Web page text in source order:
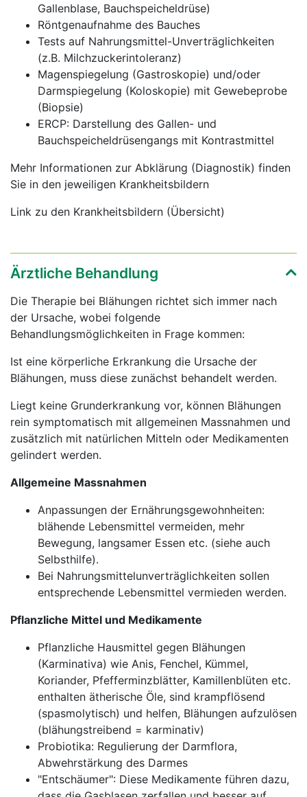
Gallenblase, Bauchspeicheldrüse)
Röntgenaufnahme des Bauches
Tests auf Nahrungsmittel-Unverträglichkeiten
(z.B. Milchzuckerintoleranz)
Magenspiegelung (Gastroskopie) und/oder
Darmspiegelung (Koloskopie) mit Gewebeprobe
(Biopsie)
ERCP: Darstellung des Gallen- und
Bauchspeicheldrüsengangs mit Kontrastmittel
Mehr Informationen zur Abklärung (Diagnostik) finden
Sie in den jeweiligen Krankheitsbildern
Link zu den Krankheitsbildern (Übersicht)
Ärztliche Behandlung
Die Therapie bei Blähungen richtet sich immer nach
der Ursache, wobei folgende
Behandlungsmöglichkeiten in Frage kommen:
Ist eine körperliche Erkrankung die Ursache der
Blähungen, muss diese zunächst behandelt werden.
Liegt keine Grunderkrankung vor, können Blähungen
rein symptomatisch mit allgemeinen Massnahmen und
zusätzlich mit natürlichen Mitteln oder Medikamenten
gelindert werden.
Allgemeine Massnahmen
Anpassungen der Ernährungsgewohnheiten:
blähende Lebensmittel vermeiden, mehr
Bewegung, langsamer Essen etc. (siehe auch
Selbsthilfe).
Bei Nahrungsmittelunverträglichkeiten sollen
entsprechende Lebensmittel vermieden werden.
Pflanzliche Mittel und Medikamente
Pflanzliche Hausmittel gegen Blähungen
(Karminativa) wie Anis, Fenchel, Kümmel,
Koriander, Pfefferminzblätter, Kamillenblüten etc.
enthalten ätherische Öle, sind krampflösend
(spasmolytisch) und helfen, Blähungen aufzulösen
(blähungstreibend = karminativ)
Probiotika: Regulierung der Darmflora,
Abwehrstärkung des Darmes
"Entschäumer": Diese Medikamente führen dazu,